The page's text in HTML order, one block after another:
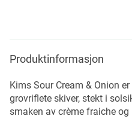
Produktinformasjon
Kims Sour Cream & Onion
grovriflete skiver, stekt i
smaken av crème fraiche og